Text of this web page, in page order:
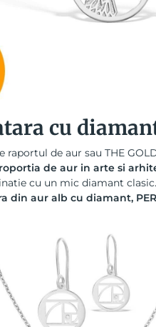
cu
raportul de aur sau THE
de aur in arte si
cu un mic diamant clasic.
din aur alb cu diamant,